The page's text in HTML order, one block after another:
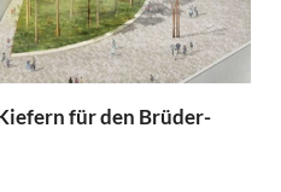
für den Brüder-